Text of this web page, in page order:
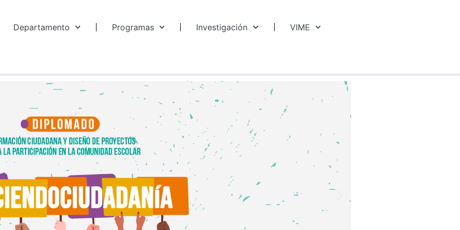
Departamento Programas Investigación VIME